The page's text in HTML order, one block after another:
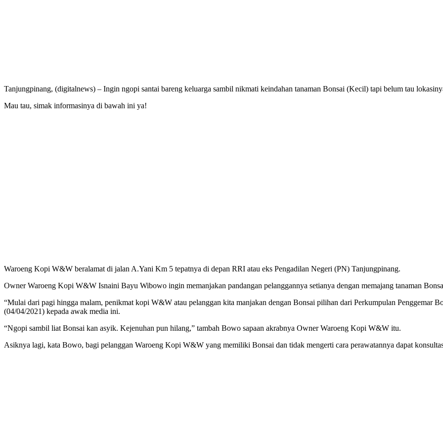
Tanjungpinang, (digitalnews) – Ingin ngopi santai bareng keluarga sambil nikmati keindahan tanaman Bonsai (Kecil) tapi belum tau
Mau tau, simak informasinya di bawah ini ya!
Waroeng Kopi W&W beralamat di jalan A.Yani Km 5 tepatnya di depan RRI atau eks Pengadilan Negeri (PN) Tanjungpinang.
Owner Waroeng Kopi W&W Isnaini Bayu Wibowo ingin memanjakan pandangan pelanggannya setianya dengan memajang tanaman
“Mulai dari pagi hingga malam, penikmat kopi W&W atau pelanggan kita manjakan dengan Bonsai pilihan dari Perkumpulan Penggemar
(04/04/2021) kepada awak media ini.
“Ngopi sambil liat Bonsai kan asyik. Kejenuhan pun hilang,” tambah Bowo sapaan akrabnya Owner Waroeng Kopi W&W itu.
Asiknya lagi, kata Bowo, bagi pelanggan Waroeng Kopi W&W yang memiliki Bonsai dan tidak mengerti cara perawatannya dapat